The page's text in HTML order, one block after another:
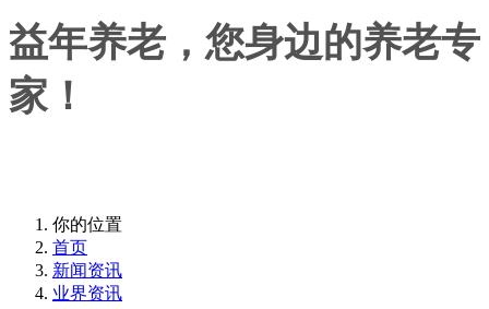
益年养老，您身边的养老专
家！
你的位置
首页
新闻资讯
业界资讯